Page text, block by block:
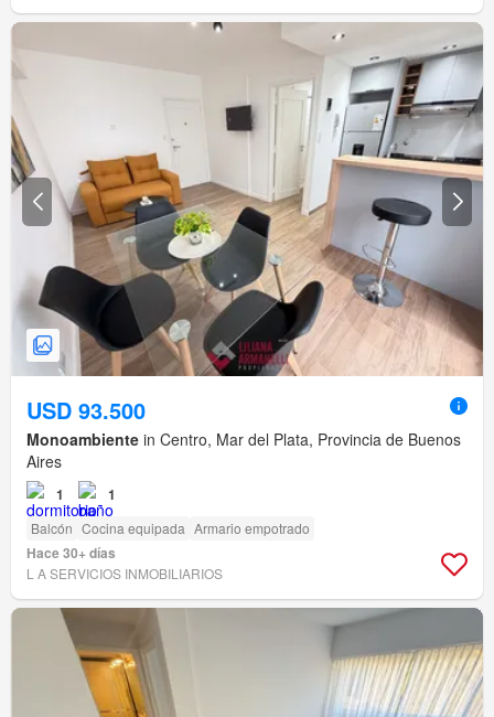
USD 93.500
Monoambiente in Centro, Mar del Plata, Provincia de Buenos
Aires
1 1
Balcón Cocina equipada Armario empotrado
Hace 30+ días
L A SERVICIOS INMOBILIARIOS